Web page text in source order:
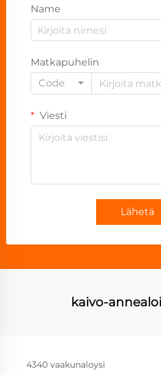
Name
Matkapuhelin
Code
Viesti
Lähetä
kaivo-
4340 vaakunaloysi